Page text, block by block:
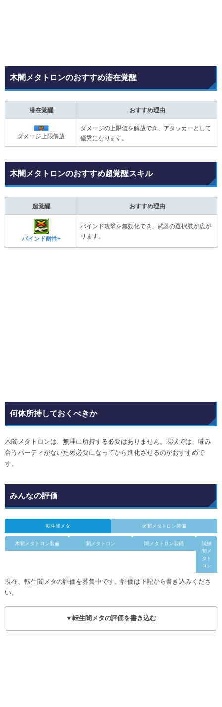
木闇メタトロンのおすすめ潜在覚醒
潜在覚醒 おすすめ理由
ダメージ上限解放
ダメージの上限値を解放でき、アタッカーとして
優秀になります。
木闇メタトロンのおすすめ超覚醒スキル
超覚醒 おすすめ理由
バインド耐性+
バインド攻撃を無効化でき、武器の選択肢が広が
ります。
何体所持しておくべきか
木闇メタトロンは、無理に所持する必要はありません。現状では、噛み
合うパーティがないため必要になってから進化させるのがおすすめで
す。
みんなの評価
転生闇メタ 火闇メタトロン装備
木闇メタトロン装備 闇メタトロン 闇メタトロン装備
試練
闇メ
タト
ロン
現在、転生闇メタの評価を募集中です。評価は下記から書き込みくださ
い。
▼転生闇メタの評価を書き込む